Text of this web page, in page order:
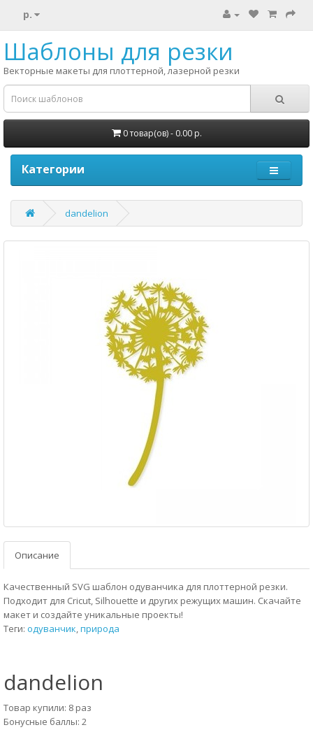
р.
Шаблоны для резки
Векторные макеты для плоттерной, лазерной резки
0 товар(ов) - 0.00 р.
Категории
dandelion
Описание
Качественный SVG шаблон одуванчика для плоттерной резки.
Подходит для Cricut, Silhouette и других режущих машин. Скачайте
макет и создайте уникальные проекты!
Теги: одуванчик,природа
dandelion
Товар купили: 8 раз
Бонусные баллы: 2